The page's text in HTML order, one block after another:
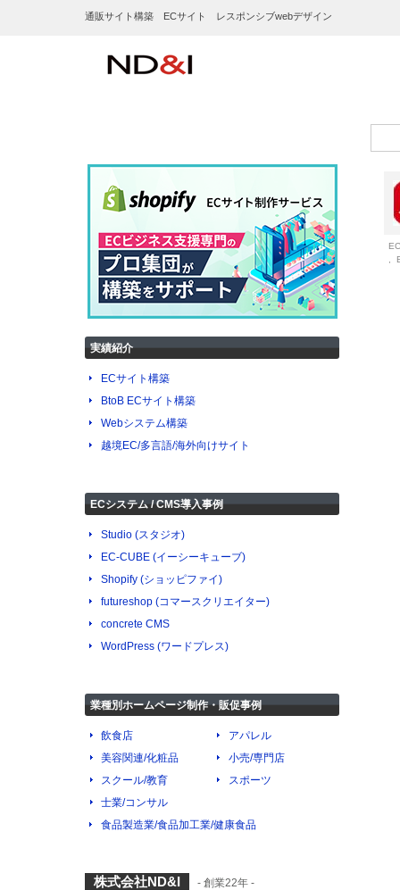
通販サイト構築 ECサイト レスポンシブwebデザイン
実績紹介
ECサイト構築
BtoB ECサイト構築
Webシステム構築
越境EC/多言語/海外向けサイト
ECシステム / CMS導入事例
Studio (スタジオ)
EC-CUBE (イーシーキューブ)
Shopify (ショッピファイ)
futureshop (コマースクリエイター)
concrete CMS
WordPress (ワードプレス)
業種別ホームページ制作・販促事例
飲食店
アパレル
美容関連/化粧品
小売/専門店
スクール/教育
スポーツ
士業/コンサル
食品製造業/食品加工業/健康食品
株式会社ND&I - 創業22年 -